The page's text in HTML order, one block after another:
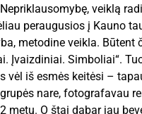
veiklą
peraugusios į Kauno
metodine veikla. Būtent
Įvaizdiniai. Simboliai“.
vėl iš esmės keitėsi –
nare, fotografavau
metų. O štai dabar jau